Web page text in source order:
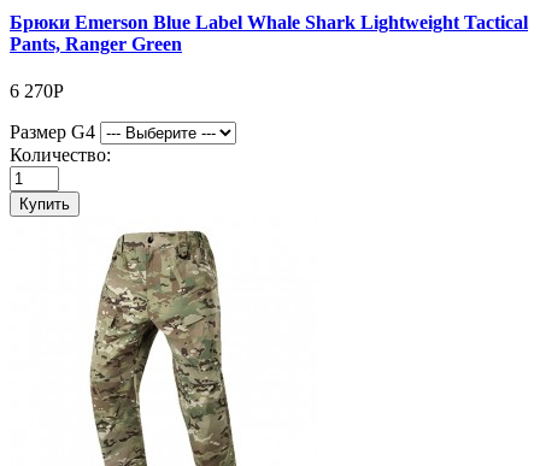
Брюки Emerson Blue Label Whale Shark Lightweight Tactical
Pants, Ranger Green
6 270Р
Размер G4
Количество:
Купить